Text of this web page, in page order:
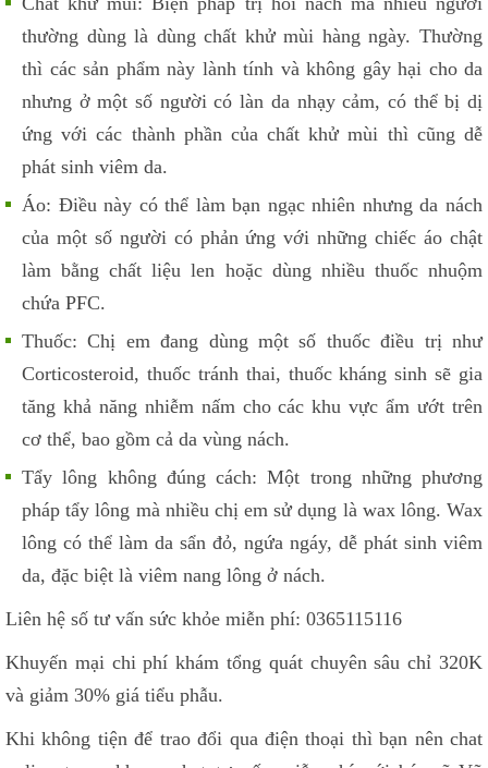
thường dùng là dùng chất khử mùi hàng ngày. Thường
thì các sản phẩm này lành tính và không gây hại cho da
nhưng ở một số người có làn da nhạy cảm, có thể bị dị
ứng với các thành phần của chất khử mùi thì cũng dễ
phát sinh viêm da.
Áo: Điều này có thể làm bạn ngạc nhiên nhưng da nách
của một số người có phản ứng với những chiếc áo chật
làm bằng chất liệu len hoặc dùng nhiều thuốc nhuộm
chứa PFC.
Thuốc: Chị em đang dùng một số thuốc điều trị như
Corticosteroid, thuốc tránh thai, thuốc kháng sinh sẽ gia
tăng khả năng nhiễm nấm cho các khu vực ẩm ướt trên
cơ thể, bao gồm cả da vùng nách.
Tẩy lông không đúng cách: Một trong những phương
pháp tẩy lông mà nhiều chị em sử dụng là wax lông. Wax
lông có thể làm da sẩn đỏ, ngứa ngáy, dễ phát sinh viêm
da, đặc biệt là viêm nang lông ở nách.
Liên hệ số tư vấn sức khỏe miễn phí: 0365115116
Khuyến mại chi phí khám tổng quát chuyên sâu chỉ 320K
và giảm 30% giá tiểu phẫu.
Khi không tiện để trao đổi qua điện thoại thì bạn nên chat